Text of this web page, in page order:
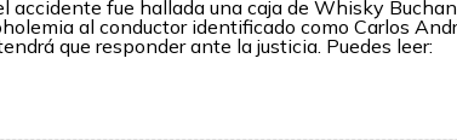
accidente fue hallada una caja de Whisky
al conductor identificado como Carlos
que responder ante la justicia. Puedes leer: